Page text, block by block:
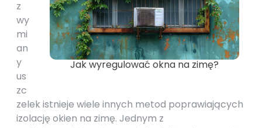
Jak wyregulować okna na zimę?
z
wy
mi
an
y
us
zc
zelek istnieje wiele innych metod poprawiających
izolację okien na zimę. Jednym z